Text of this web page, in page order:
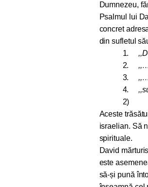
Dumnezeu,
Psalmul lui
concret
din sufletul
1.
2.
3.
4.
2)
Aceste
israelian. Să
spirituale.
David
este
să-și pună